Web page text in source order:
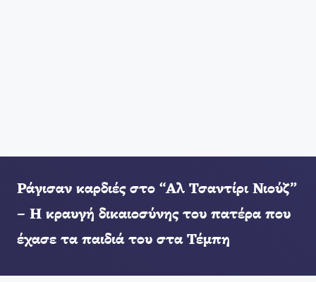
Ράγισαν καρδιές στο “Αλ Τσαντίρι Νιούζ”
– Η κραυγή δικαιοσύνης του πατέρα που
έχασε τα παιδιά του στα Τέμπη